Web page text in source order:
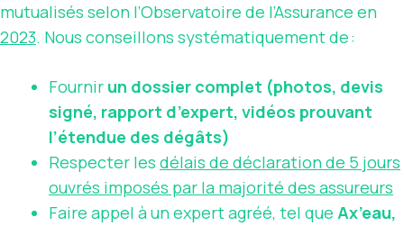
mutualisés selon l’Observatoire de l’Assurance en
2023. Nous conseillons systématiquement de :
Fournir un dossier complet (photos, devis
signé, rapport d’expert, vidéos prouvant
l’étendue des dégâts)
Respecter les délais de déclaration de 5 jours
ouvrés imposés par la majorité des assureurs
Faire appel à un expert agréé, tel que Ax’eau,